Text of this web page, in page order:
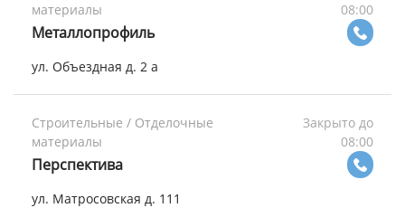
материалы
08:00
Металлопрофиль
ул. Объездная д. 2 а
Строительные / Отделочные
материалы
Закрыто до
08:00
Перспектива
ул. Матросовская д. 111